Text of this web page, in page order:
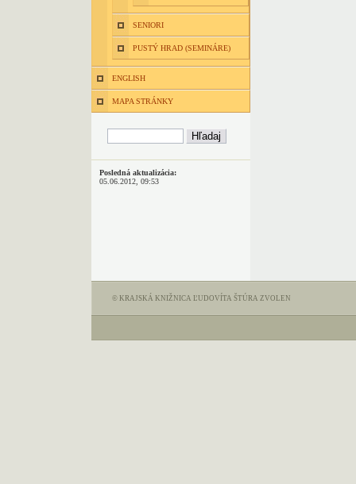
SENIORI
PUSTÝ HRAD (SEMINÁRE)
ENGLISH
MAPA STRÁNKY
Posledná aktualizácia:
05.06.2012, 09:53
© KRAJSKÁ KNIŽNICA ĽUDOVÍTA ŠTÚRA ZVOLEN